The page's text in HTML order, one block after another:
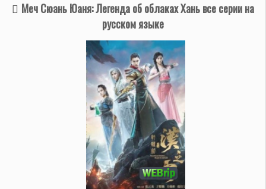
Меч Сюань Юаня: Легенда об облаках Хань все серии на
русском языке